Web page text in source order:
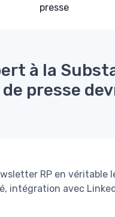
presse
à la
presse
RP en
intégration avec